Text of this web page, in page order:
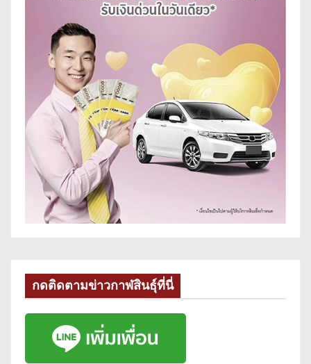
กดติดตามข่าวกาฬสินธุ์ที่นี่